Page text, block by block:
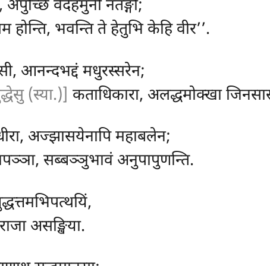
वेदेहमुनी नतङ्गो;
होन्ति, भवन्ति ते हेतुभि केहि वीर’’.
आनन्दभद्दं मधुरस्सरेन;
(स्या.)] कताधिकारा, अलद्धमोक्खा
अज्झासयेनापि महाबलेन;
सब्बञ्ञुभावं अनुपापुणन्ति.
असङ्खिया.